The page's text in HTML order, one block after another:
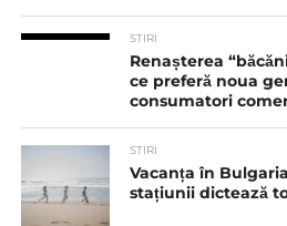
STIRI
Renașterea
ce preferă noua
consumatori
STIRI
Vacanța în
stațiunii dictează